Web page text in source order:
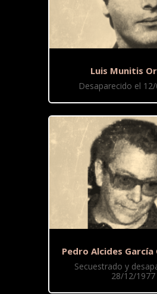
Luis Munitis
Desaparecido el
Pedro Alcides
Secuestrado y
28/12/1977